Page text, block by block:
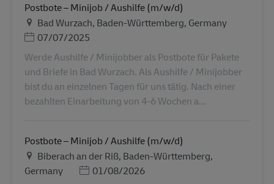
Postbote – Minijob / Aushilfe (m/w/d)
Τοποθεσία
Bad Wurzach, Baden-Württemberg, Germany
Ημερομηνία Ανάρτησης
07/07/2025
Werde Aushilfe / Minijobber als Postbote für Pakete
und Briefe in Bad Wurzach. Als Aushilfe / Minijobber
bist du an einzelnen Tagen für uns tätig. Nach einer
bezahlten Einarbeitung von 4-6 Wochen a...
Postbote – Minijob / Aushilfe (m/w/d)
Τοποθεσία
Biberach an der Riß, Baden-Württemberg,
Germany
Ημερομηνία Ανάρτησης
01/08/2026